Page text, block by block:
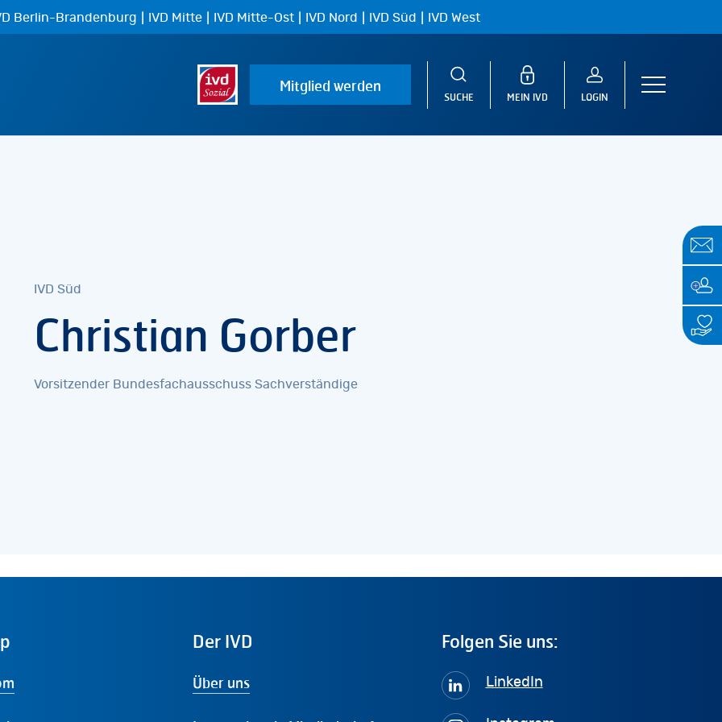
Berlin-Brandenburg | IVD Mitte | IVD Mitte-Ost | IVD Nord | IVD Süd | IVD West
Mitglied werden
SUCHE MEIN IVD LOGIN
Menu
IVD Süd
Christian Gorber
Vorsitzender Bundesfachausschuss Sachverständige
Der IVD
Über uns
Folgen Sie uns:
LinkedIn